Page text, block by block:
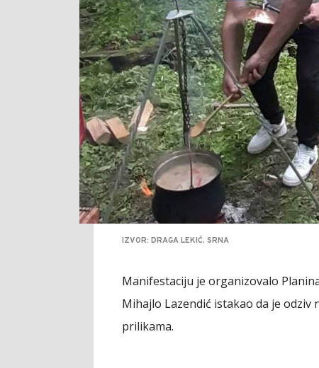
IZVOR: DRAGA LEKIĆ, SRNA
Manifestaciju je organizovalo
Mihajlo Lazendić istakao da je
prilikama.